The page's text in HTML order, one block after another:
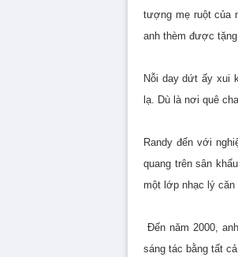
tượng mẹ ruột của
anh thèm được
Nỗi day dứt ấy xui
lạ. Dù là nơi quê
Randy đến với
quang trên sân
một lớp nhạc lý
Đến năm 2000,
sáng tác bằng tất